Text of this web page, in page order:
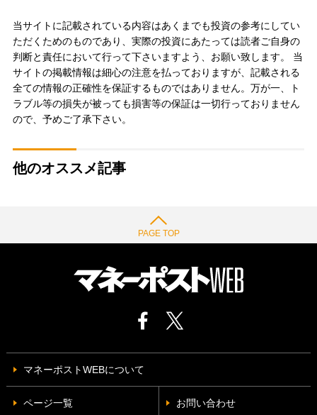
当サイトに記載されている内容はあくまでも投資の参考にしてい
ただくためのものであり、実際の投資にあたっては読者ご自身の
判断と責任において行って下さいますよう、お願い致します。 当
サイトの掲載情報は細心の注意を払っておりますが、記載される
全ての情報の正確性を保証するものではありません。万が一、ト
ラブル等の損失が被っても損害等の保証は一切行っておりません
ので、予めご了承下さい。
他のオススメ記事
PAGE TOP
マネーポストWEBについて
ページ一覧 お問い合わせ